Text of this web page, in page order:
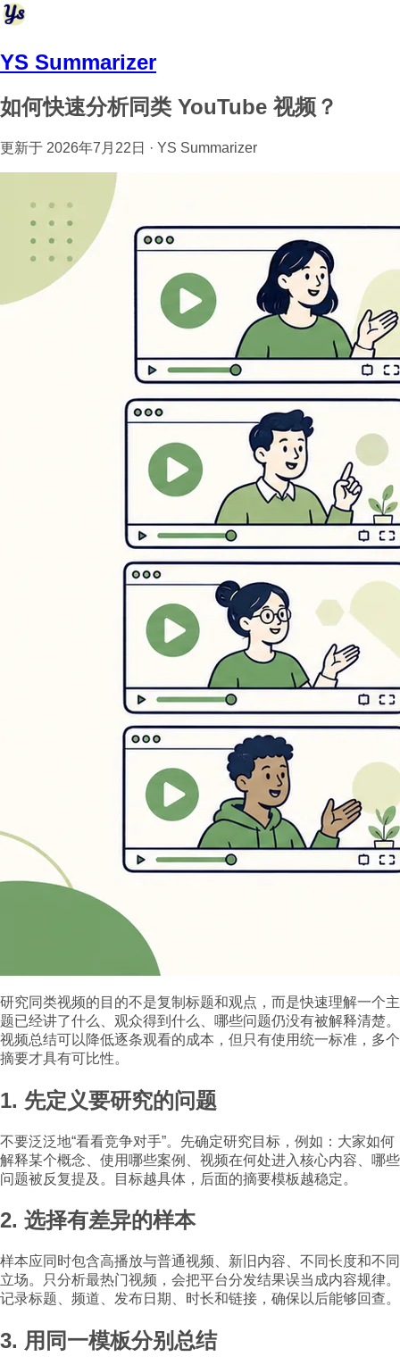
YS Summarizer
如何快速分析同类 YouTube 视频？
更新于 2026年7月22日 · YS Summarizer
研究同类视频的目的不是复制标题和观点，而是快速理解一个主
题已经讲了什么、观众得到什么、哪些问题仍没有被解释清楚。
视频总结可以降低逐条观看的成本，但只有使用统一标准，多个
摘要才具有可比性。
1. 先定义要研究的问题
不要泛泛地“看看竞争对手”。先确定研究目标，例如：大家如何
解释某个概念、使用哪些案例、视频在何处进入核心内容、哪些
问题被反复提及。目标越具体，后面的摘要模板越稳定。
2. 选择有差异的样本
样本应同时包含高播放与普通视频、新旧内容、不同长度和不同
立场。只分析最热门视频，会把平台分发结果误当成内容规律。
记录标题、频道、发布日期、时长和链接，确保以后能够回查。
3. 用同一模板分别总结